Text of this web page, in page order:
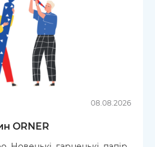
08.08.2026
ORNER